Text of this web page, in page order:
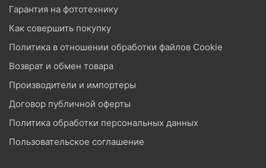
Гарантия на фототехнику
Как совершить покупку
Политика в отношении обработки файлов Cookie
Возврат и обмен товара
Производители и импортеры
Договор публичной оферты
Политика обработки персональных данных
Пользовательское соглашение